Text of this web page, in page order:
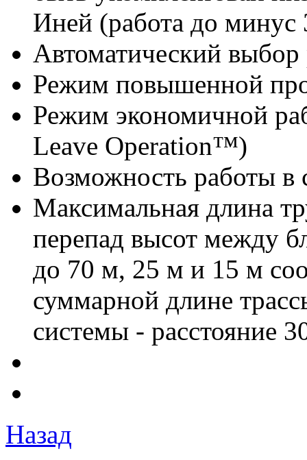
Иней (работа до минус
Автоматический
Режим повышенной
Режим экономичной
Leave Operation™)
Возможность работы в
Максимальная длина
перепад высот между
до 70 м, 25 м и 15 м
суммарной длине
системы - расстояние
Назад